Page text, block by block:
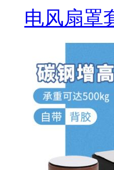
电风扇罩